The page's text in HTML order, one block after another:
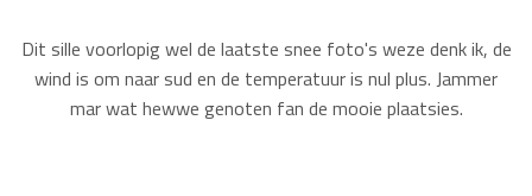
Dit sille voorlopig wel de laatste snee foto's weze denk ik, de
wind is om naar sud en de temperatuur is nul plus. Jammer
mar wat hewwe genoten fan de mooie plaatsies.